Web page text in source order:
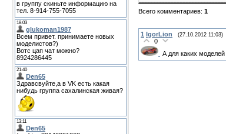
Всего комментариев: 1
1 IgorLion (27.10.2012 11:03)
0
А для каких